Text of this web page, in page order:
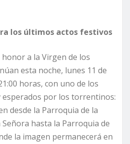
los últimos actos festivos
a la Virgen de los
esta noche, lunes 11 de
horas, con uno de los
esperados por los torrentinos:
desde la Parroquia de la
hasta la Parroquia de
la imagen permanecerá en